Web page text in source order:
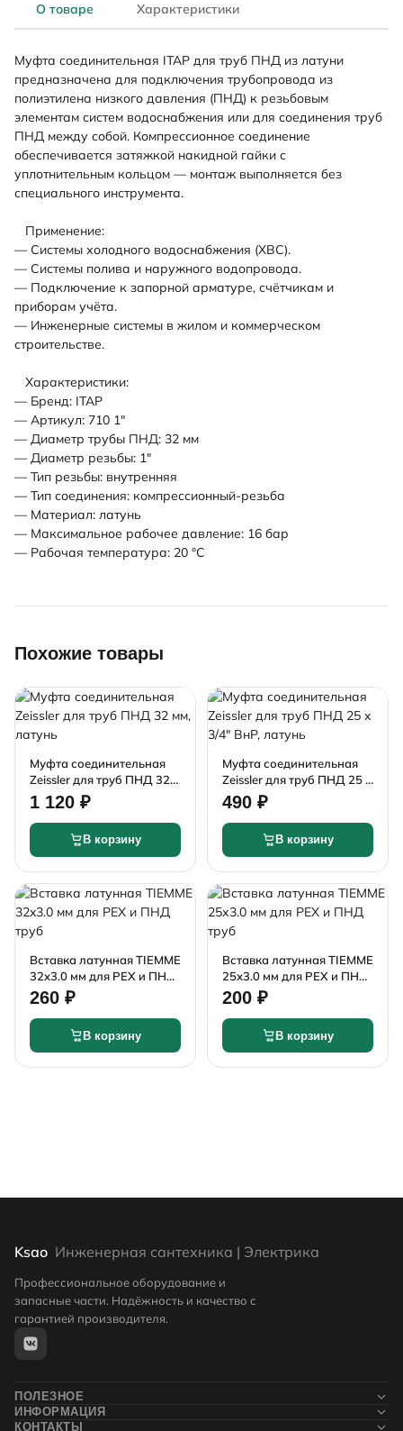
О товаре Характеристики
Муфта соединительная ITAP для труб ПНД из латуни
предназначена для подключения трубопровода из
полиэтилена низкого давления (ПНД) к резьбовым
элементам систем водоснабжения или для соединения труб
ПНД между собой. Компрессионное соединение
обеспечивается затяжкой накидной гайки с
уплотнительным кольцом — монтаж выполняется без
специального инструмента.
Применение:
— Системы холодного водоснабжения (ХВС).
— Системы полива и наружного водопровода.
— Подключение к запорной арматуре, счётчикам и
приборам учёта.
— Инженерные системы в жилом и коммерческом
строительстве.
Характеристики:
— Бренд: ITAP
— Артикул: 710 1"
— Диаметр трубы ПНД: 32 мм
— Диаметр резьбы: 1"
— Тип резьбы: внутренняя
— Тип соединения: компрессионный-резьба
— Материал: латунь
— Максимальное рабочее давление: 16 бар
— Рабочая температура: 20 °С
Похожие товары
Муфта соединительная
Zeissler для труб ПНД 32
мм, латунь
1 120 ₽
В корзину
Муфта соединительная
Zeissler для труб ПНД 25 x
3/4" ВнР, латунь
490 ₽
В корзину
Вставка латунная TIEMME
32x3.0 мм для PEX и ПНД
труб
260 ₽
В корзину
Вставка латунная TIEMME
25х3.0 мм для PEX и ПНД
труб
200 ₽
В корзину
Ksao Инженерная сантехника | Электрика
Профессиональное оборудование и
запасные части. Надёжность и качество с
гарантией производителя.
ПОЛЕЗНОЕ
Новости
ИНФОРМАЦИЯ
КОНТАКТЫ